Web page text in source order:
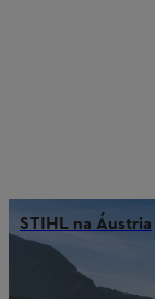
STIHL na Áustria